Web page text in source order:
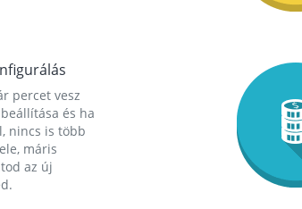
percet vesz
és ha
nincs is több
máris
az új